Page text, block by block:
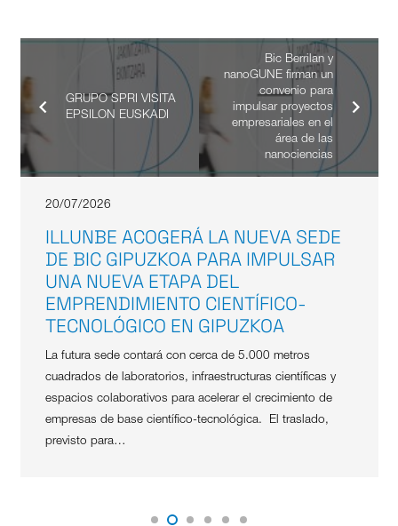
GRUPO SPRI VISITA
EPSILON EUSKADI
Bic Berrilan y
nanoGUNE firman un
convenio para
impulsar proyectos
empresariales en el
área de las
nanociencias
20/07/2026
ILLUNBE ACOGERÁ LA NUEVA SEDE
DE BIC GIPUZKOA PARA IMPULSAR
UNA NUEVA ETAPA DEL
EMPRENDIMIENTO CIENTÍFICO-
TECNOLÓGICO EN GIPUZKOA
La futura sede contará con cerca de 5.000 metros
cuadrados de laboratorios, infraestructuras científicas y
espacios colaborativos para acelerar el crecimiento de
empresas de base científico-tecnológica. El traslado,
previsto para…